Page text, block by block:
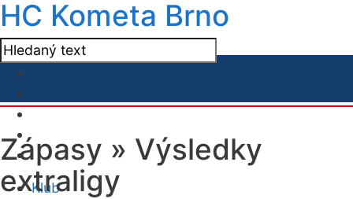
HC Kometa Brno
Klub
Zápasy » Výsledky
extraligy